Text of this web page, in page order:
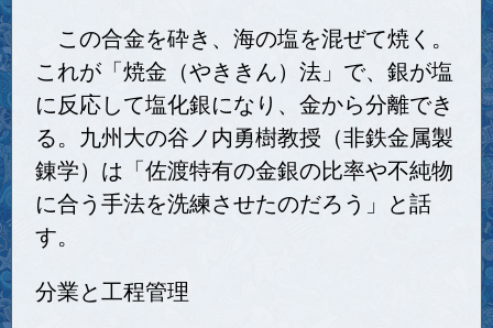
この合金を砕き、海の塩を混ぜて焼く。
これが「焼金（やききん）法」で、銀が塩
に反応して塩化銀になり、金から分離でき
る。九州大の谷ノ内勇樹教授（非鉄金属製
錬学）は「佐渡特有の金銀の比率や不純物
に合う手法を洗練させたのだろう」と話
す。
分業と工程管理